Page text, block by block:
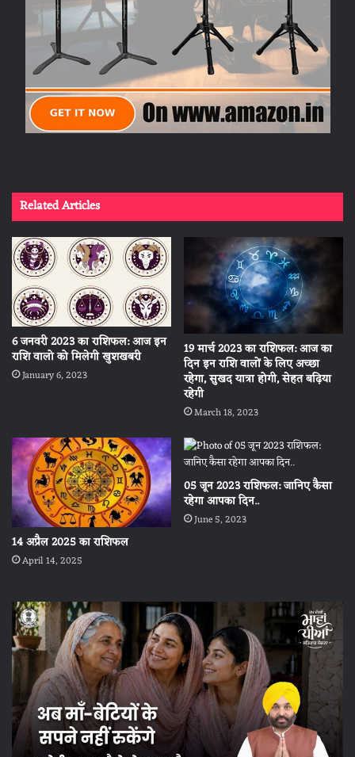
Related Articles
6 जनवरी 2023 का राशिफल: आज इन
राशि वालो को मिलेगी खुशखबरी
January 6, 2023
19 मार्च 2023 का राशिफल: आज का
दिन इन राशि वालों के लिए अच्छा
रहेगा, सुखद यात्रा होगी, सेहत बढ़िया
रहेगी
March 18, 2023
14 अप्रैल 2025 का राशिफल
April 14, 2025
05 जून 2023 राशिफल: जानिए कैसा
रहेगा आपका दिन..
June 5, 2023